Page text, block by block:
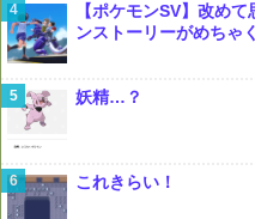
【ポケモンSV】改め
ンストーリーがめちゃ
妖精…？
これきらい！